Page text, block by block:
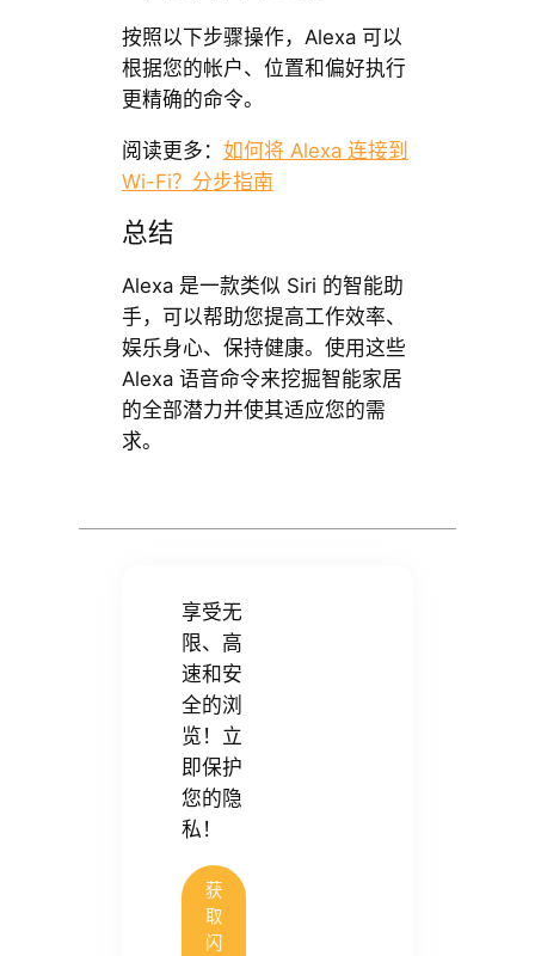
按照以下步骤操作，Alexa 可以
根据您的帐户、位置和偏好执行
更精确的命令。
阅读更多： 如何将 Alexa 连接到
Wi-Fi？分步指南
总结
Alexa 是一款类似 Siri 的智能助
手，可以帮助您提高工作效率、
娱乐身心、保持健康。使用这些
Alexa 语音命令来挖掘智能家居
的全部潜力并使其适应您的需
求。
享受无
限、高
速和安
全的浏
览！立
即保护
您的隐
私！
获
取
闪